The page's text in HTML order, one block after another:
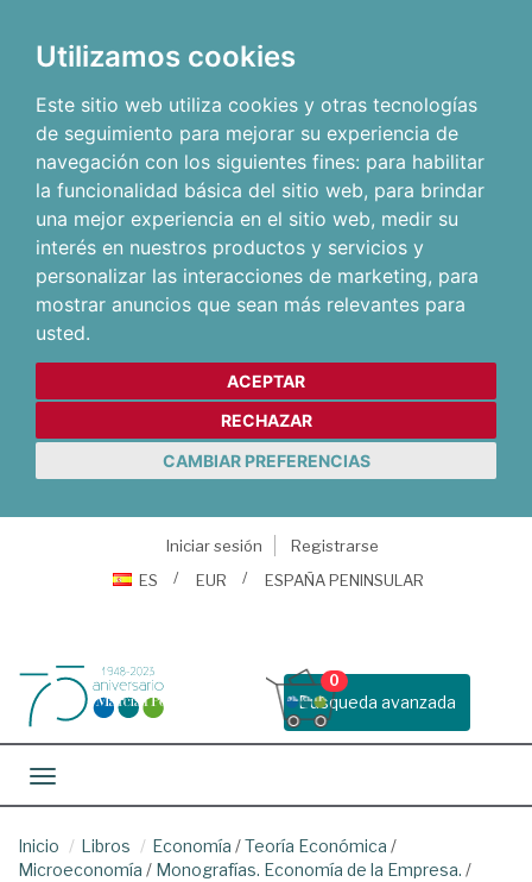
Utilizamos cookies
Este sitio web utiliza cookies y otras tecnologías
de seguimiento para mejorar su experiencia de
navegación con los siguientes fines: para habilitar
la funcionalidad básica del sitio web, para brindar
una mejor experiencia en el sitio web, medir su
interés en nuestros productos y servicios y
personalizar las interacciones de marketing, para
mostrar anuncios que sean más relevantes para
usted.
ACEPTAR
RECHAZAR
CAMBIAR PREFERENCIAS
Iniciar sesión
Registrarse
ES
EUR ESPAÑA PENINSULAR
Busqueda avanzada
0
Toggle navigation
Inicio Libros Economía /Teoría Económica /
Microeconomía / Monografías. Economía de la Empresa. /